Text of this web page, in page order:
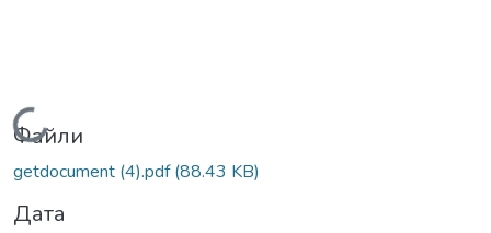
Вантажиться...
Файли
getdocument (4).pdf(88.43 KB)
Дата